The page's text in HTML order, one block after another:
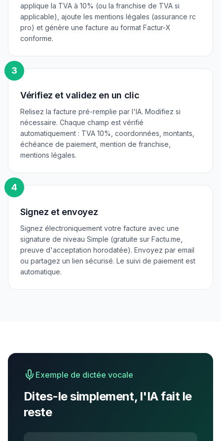
applique la TVA à 10% (ou la franchise de TVA si
applicable), ajoute les mentions légales (assurance rc
pro) et génère une facture au format Factur-X
conforme.
3
Vérifiez et validez en un clic
Relisez la facture pré-remplie par l'IA. Modifiez si
nécessaire. Chaque champ est vérifié
automatiquement : TVA 10%, coordonnées, montants,
échéance de paiement, mention de franchise,
mentions légales.
4
Signez et envoyez
Signez électroniquement votre facture avec une
signature de niveau Simple (gratuite sur Factu.me,
preuve d'acceptation horodatée). Envoyez par email
ou partagez un lien sécurisé. Le suivi de paiement est
automatique.
Exemple de dictée vocale
Dites-le simplement, l'IA fait le
reste